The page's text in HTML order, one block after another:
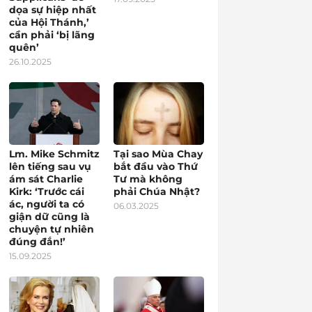
dọa sự hiệp nhất
của Hội Thánh,’
cần phải ‘bị lãng
quên’
26.10.2025
Lm. Mike Schmitz
lên tiếng sau vụ
ám sát Charlie
Kirk: ‘Trước cái
ác, người ta có
giận dữ cũng là
chuyện tự nhiên
đúng đắn!’
15.09.2025
Tại sao Mùa Chay
bắt đầu vào Thứ
Tư mà không
phải Chúa Nhật?
06.03.2025